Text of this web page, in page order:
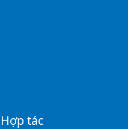
Hợp tác